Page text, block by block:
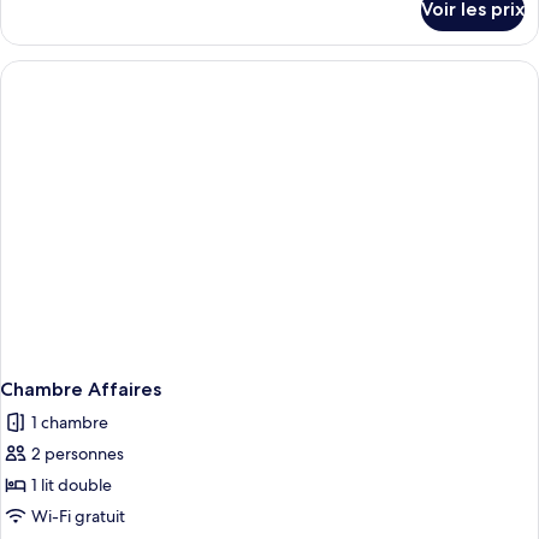
le
type
de
Voir les prix
Chambre Affaires
1 chambre
2 personnes
1 lit double
Wi-Fi gratuit